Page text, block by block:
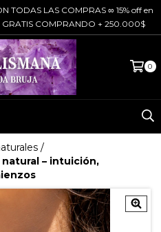
TODAS LAS COMPRAS ∞ 15% off en
COMPRANDO + 250.000$
0
/
– intuición,